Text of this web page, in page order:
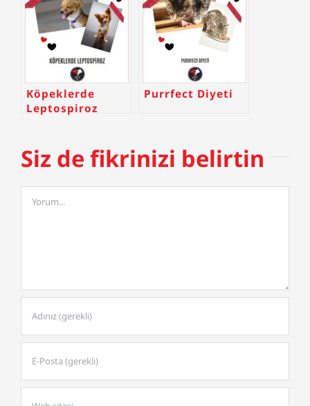
Köpeklerde
Leptospiroz
Purrfect Diyeti
Siz de fikrinizi belirtin
Comment